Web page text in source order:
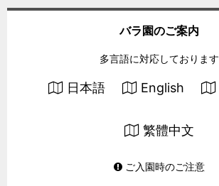
バラ園のご案内
多言語に対応しております
日本語 English
繁體中文
ご入園時のご注意